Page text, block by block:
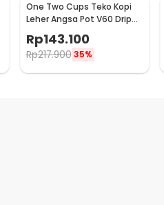
One Two Cups Teko Kopi
Leher Angsa Pot V60 Drip
Kettle 960ml - RF-15
Rp143.100
Rp217.900 35%